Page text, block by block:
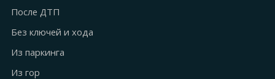
После ДТП
Без ключей и хода
Из паркинга
Из гор